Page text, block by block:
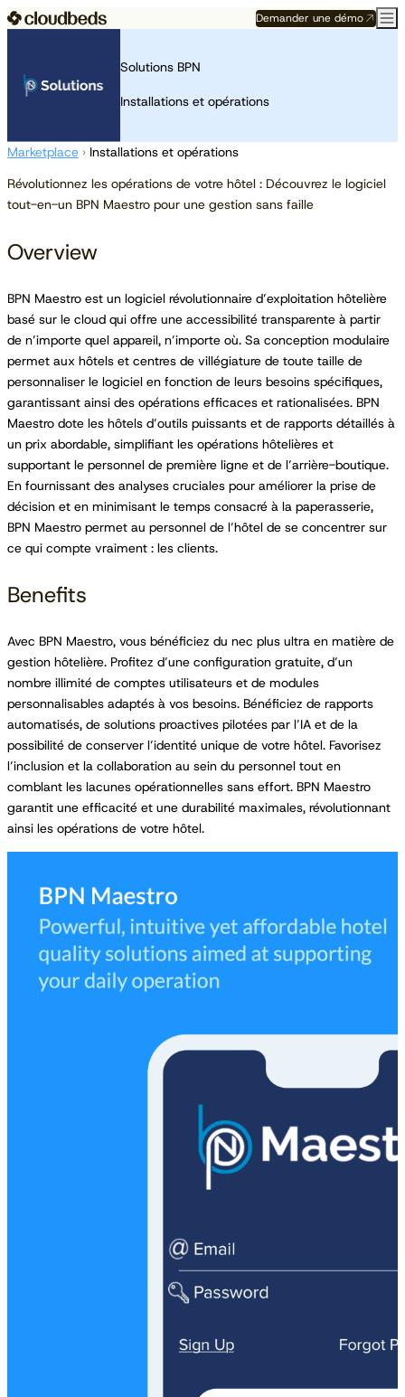
Demander une démo
Solutions BPN
Installations et opérations
Marketplace › Installations et opérations
Révolutionnez les opérations de votre hôtel : Découvrez le logiciel
tout-en-un BPN Maestro pour une gestion sans faille
Overview
BPN Maestro est un logiciel révolutionnaire d’exploitation hôtelière
basé sur le cloud qui offre une accessibilité transparente à partir
de n’importe quel appareil, n’importe où. Sa conception modulaire
permet aux hôtels et centres de villégiature de toute taille de
personnaliser le logiciel en fonction de leurs besoins spécifiques,
garantissant ainsi des opérations efficaces et rationalisées. BPN
Maestro dote les hôtels d’outils puissants et de rapports détaillés à
un prix abordable, simplifiant les opérations hôtelières et
supportant le personnel de première ligne et de l’arrière-boutique.
En fournissant des analyses cruciales pour améliorer la prise de
décision et en minimisant le temps consacré à la paperasserie,
BPN Maestro permet au personnel de l’hôtel de se concentrer sur
ce qui compte vraiment : les clients.
Benefits
Avec BPN Maestro, vous bénéficiez du nec plus ultra en matière de
gestion hôtelière. Profitez d’une configuration gratuite, d’un
nombre illimité de comptes utilisateurs et de modules
personnalisables adaptés à vos besoins. Bénéficiez de rapports
automatisés, de solutions proactives pilotées par l’IA et de la
possibilité de conserver l’identité unique de votre hôtel. Favorisez
l’inclusion et la collaboration au sein du personnel tout en
comblant les lacunes opérationnelles sans effort. BPN Maestro
garantit une efficacité et une durabilité maximales, révolutionnant
ainsi les opérations de votre hôtel.